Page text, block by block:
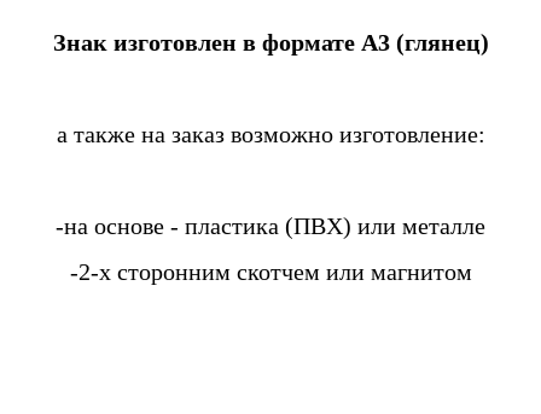
Знак изготовлен в формате А3 (глянец)
а также на заказ возможно изготовление:
-на основе - пластика (ПВХ) или металле
-2-х сторонним скотчем или магнитом